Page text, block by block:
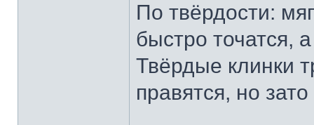
По твёрдости:
быстро точатся,
Твёрдые клинки
правятся, но